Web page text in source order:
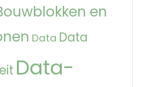
en
Data Data
Data-